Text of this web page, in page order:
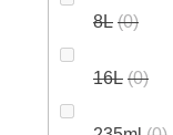
8L 0
16L 0